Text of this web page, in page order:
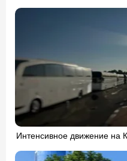
Интенсивное движение